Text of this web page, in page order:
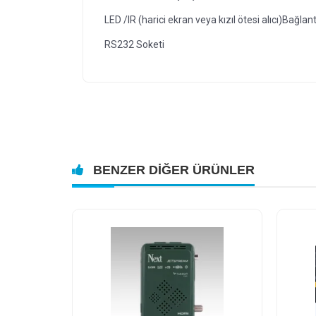
LED /IR (harici ekran veya kızıl ötesi
RS232 Soketi
BENZER DIĞER ÜRÜNLER